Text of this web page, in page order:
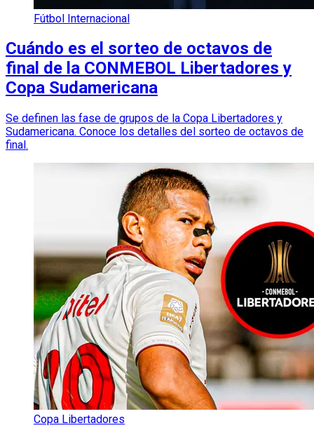
Fútbol Internacional
Cuándo es el sorteo de octavos de
final de la CONMEBOL Libertadores y
Copa Sudamericana
Se definen las fase de grupos de la Copa Libertadores y
Sudamericana. Conoce los detalles del sorteo de octavos de
final.
Copa Libertadores